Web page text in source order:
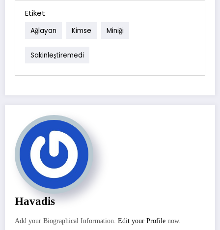
Etiket
Ağlayan Kimse Miniği
Sakinleştiremedi
Havadis
Add your Biographical Information. Edit your Profile now.